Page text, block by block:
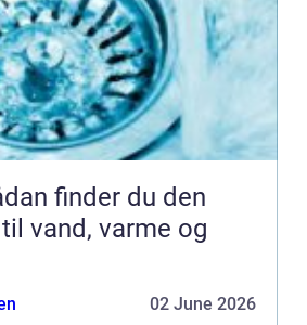
vand, varme og
02 June 2026